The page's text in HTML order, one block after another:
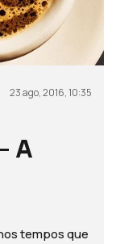
23 ago, 2016, 10:35
A
tempos que